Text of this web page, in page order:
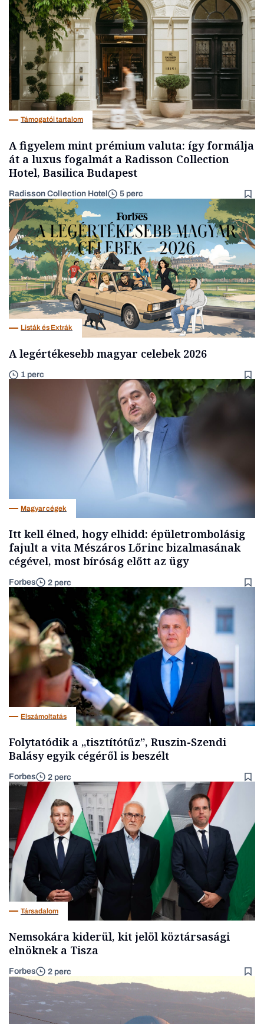
Társadalom
Támogatói tartalom
A figyelem mint prémium valuta: így formálja
át a luxus fogalmát a Radisson Collection
Hotel, Basilica Budapest
Radisson Collection Hotel 5 perc
Listák és Extrák
A legértékesebb magyar celebek 2026
1 perc
Magyar cégek
Itt kell élned, hogy elhidd: épületrombolásig
fajult a vita Mészáros Lőrinc bizalmasának
cégével, most bíróság előtt az ügy
Forbes 2 perc
Elszámoltatás
Folytatódik a „tisztítótűz”, Ruszin-Szendi
Balásy egyik cégéről is beszélt
Forbes 2 perc
Társadalom
Nemsokára kiderül, kit jelöl köztársasági
elnöknek a Tisza
Forbes 2 perc